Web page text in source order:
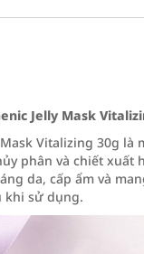
Jelly Mask
Vitalizing 30g
phân và chiết xuất
da, cấp ẩm và
khi sử dụng.